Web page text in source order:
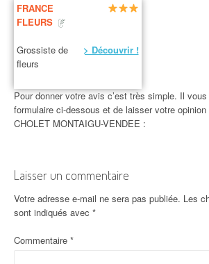
FRANCE
FLEURS
Grossiste de
fleurs
> Découvrir !
Pour donner votre avis c’est très simple. Il
formulaire ci-dessous et de laisser votre
CHOLET MONTAIGU-VENDEE :
Laisser un commentaire
Votre adresse e-mail ne sera pas publiée. Les
sont indiqués avec *
Commentaire *